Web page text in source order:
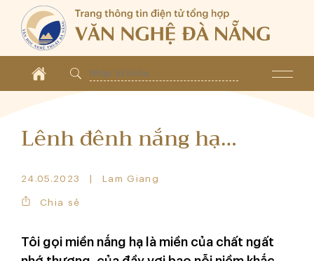
Lênh đênh nắng hạ…
24.05.2023 Lam Giang
Chia sẻ
Tôi gọi miền nắng hạ là miền của chất ngất